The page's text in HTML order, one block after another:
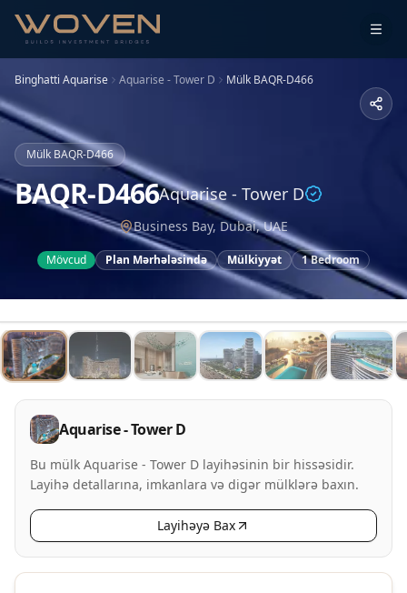
Binghatti Aquarise Aquarise - Tower D Mülk BAQR-D466
Mülk BAQR-D466
BAQR-D466Aquarise - Tower D
Business Bay, Dubai, UAE
Mövcud Plan Mərhələsində Mülkiyyət 1 Bedroom
Aquarise - Tower D
Bu mülk Aquarise - Tower D layihəsinin bir hissəsidir.
Layihə detallarına, imkanlara və digər mülklərə baxın.
Layihəyə Bax